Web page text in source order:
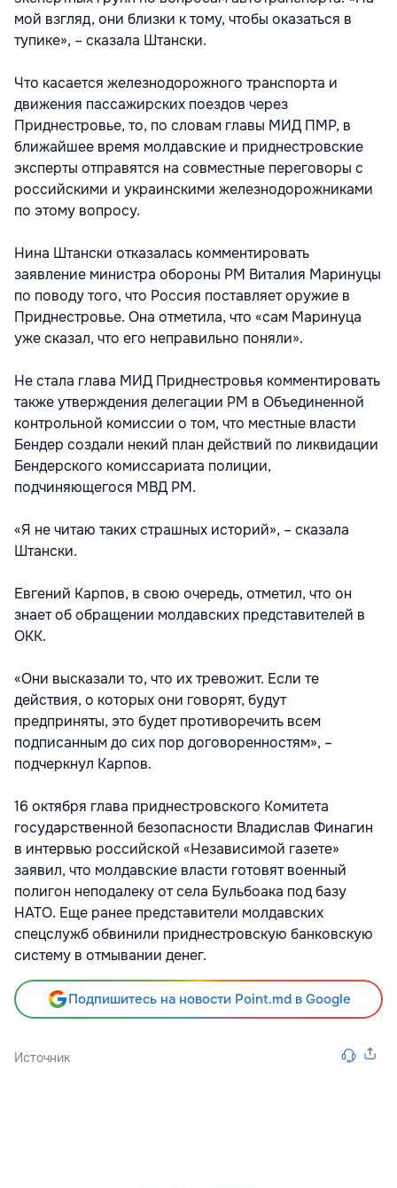
мой взгляд, они близки к тому, чтобы оказаться в
тупике», – сказала Штански.
Что касается железнодорожного транспорта и
движения пассажирских поездов через
Приднестровье, то, по словам главы МИД ПМР, в
ближайшее время молдавские и приднестровские
эксперты отправятся на совместные переговоры с
российскими и украинскими железнодорожниками
по этому вопросу.
Нина Штански отказалась комментировать
заявление министра обороны РМ Виталия Маринуцы
по поводу того, что Россия поставляет оружие в
Приднестровье. Она отметила, что «сам Маринуца
уже сказал, что его неправильно поняли».
Не стала глава МИД Приднестровья комментировать
также утверждения делегации РМ в Объединенной
контрольной комиссии о том, что местные власти
Бендер создали некий план действий по ликвидации
Бендерского комиссариата полиции,
подчиняющегося МВД РМ.
«Я не читаю таких страшных историй», – сказала
Штански.
Евгений Карпов, в свою очередь, отметил, что он
знает об обращении молдавских представителей в
ОКК.
«Они высказали то, что их тревожит. Если те
действия, о которых они говорят, будут
предприняты, это будет противоречить всем
подписанным до сих пор договоренностям», –
подчеркнул Карпов.
16 октября глава приднестровского Комитета
государственной безопасности Владислав Финагин
в интервью российской «Независимой газете»
заявил, что молдавские власти готовят военный
полигон неподалеку от села Бульбоака под базу
НАТО. Еще ранее представители молдавских
спецслужб обвинили приднестровскую банковскую
систему в отмывании денег.
Подпишитесь на новости Point.md в Google
Источник